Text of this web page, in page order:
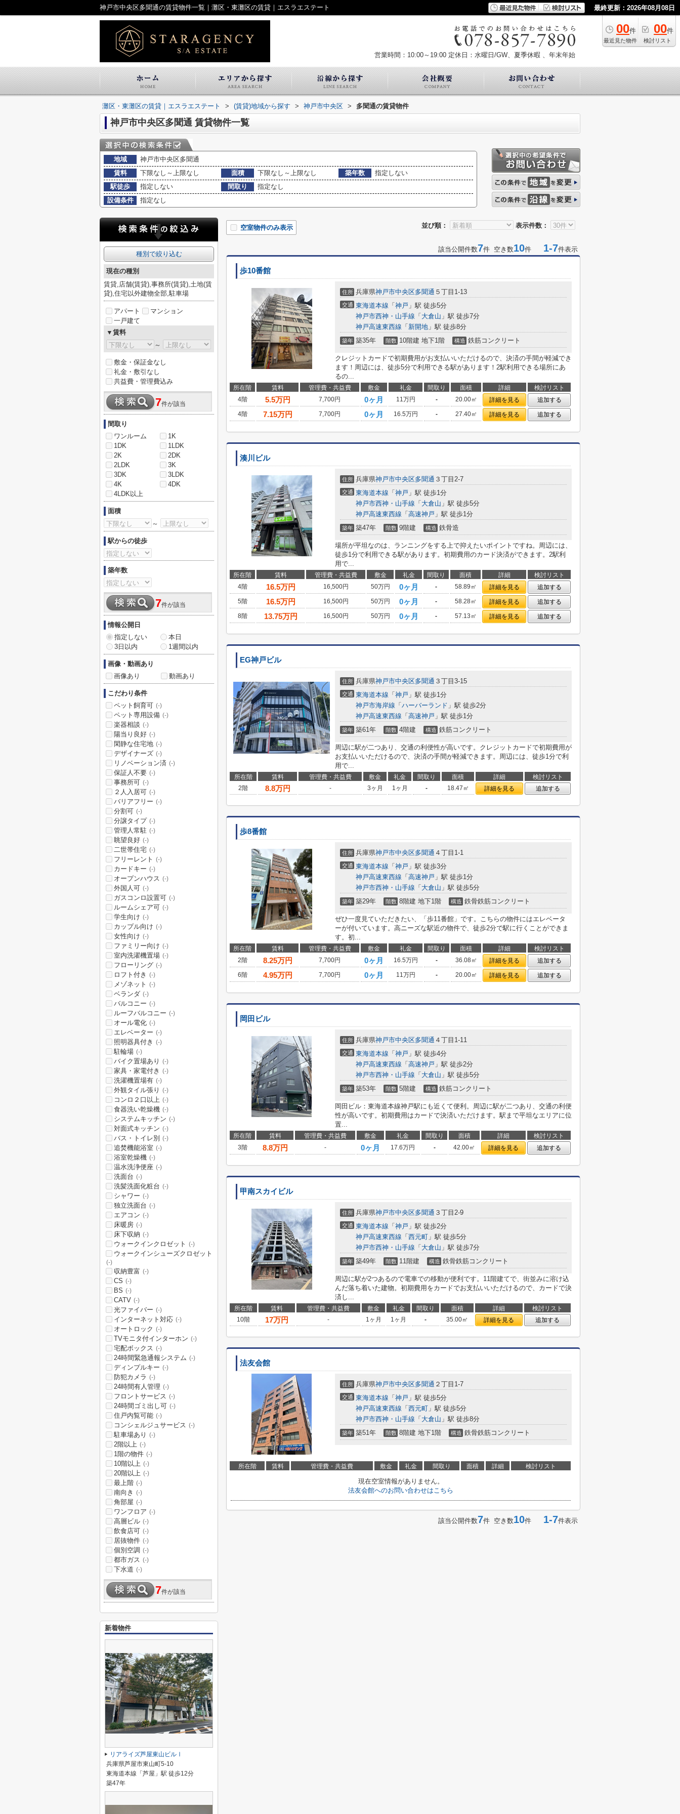
神戸市中央区多聞通の賃貸物件一覧｜灘区・東灘区の賃貸｜エスラエステート 最終更新：2026年08月08日
00件
最近見た物件
00件
検討リスト
営業時間：10:00～19:00 定休日：水曜日/GW、夏季休暇 、年末年始
灘区・東灘区の賃貸｜エスラエステート > (賃貸)地域から探す > 神戸市中央区 > 多聞通の賃貸物件
神戸市中央区多聞通 賃貸物件一覧
地域
神戸市中央区多聞通
賃料
下限なし～上限なし 面積 下限なし～上限なし 築年数
指定しない
駅徒歩
指定しない 間取り
指定なし
設備条件
指定なし
並び順： 表示件数：
空室物件のみ表示
該当公開件数7件 空き数10件 1-7件表示
歩10番館
住所 兵庫県神戸市中央区多聞通 ５丁目1-13
交通 東海道本線 「 神戸 」駅 徒歩5分
神戸市西神・山手線 「 大倉山 」駅 徒歩7分
神戸高速東西線 「 新開地 」駅 徒歩8分
築年 築35年 階数 10階建 地下1階 構造 鉄筋コンクリート
クレジットカードで初期費用がお支払いいただけるので、決済の手間が軽減でき
ます！周辺には、徒歩5分で利用できる駅があります！2駅利用できる場所にあ
るの...
所在階 賃料 管理費・共益費 敷金 礼金 間取り 面積 詳細
検討リスト
4階
5.5万円 7,700円 0ヶ月 11万円 - 20.00㎡ 詳細を見る
追加する
4階
7.15万円 7,700円 0ヶ月 16.5万円 - 27.40㎡ 詳細を見る 追加する
湊川ビル
住所 兵庫県神戸市中央区多聞通 ３丁目2-7
交通 東海道本線 「 神戸 」駅 徒歩1分
神戸市西神・山手線 「 大倉山 」駅 徒歩5分
神戸高速東西線 「 高速神戸 」駅 徒歩1分
築年 築47年 階数 9階建 構造 鉄骨造
場所が平坦なのは、ランニングをする上で抑えたいポイントですね。周辺には、
徒歩1分で利用できる駅があります。初期費用のカード決済ができます。2駅利
用で...
所在階 賃料 管理費・共益費 敷金 礼金 間取り 面積 詳細
検討リスト
4階
16.5万円 16,500円 50万円 0ヶ月 - 58.89㎡ 詳細を見る
追加する
5階
16.5万円 16,500円 50万円 0ヶ月 - 58.28㎡ 詳細を見る
追加する
8階
13.75万円 16,500円 50万円 0ヶ月 - 57.13㎡ 詳細を見る 追加する
EG神戸ビル
住所 兵庫県神戸市中央区多聞通 ３丁目3-15
交通 東海道本線 「 神戸 」駅 徒歩1分
神戸市海岸線 「 ハーバーランド 」駅 徒歩2分
神戸高速東西線 「 高速神戸 」駅 徒歩1分
築年 築61年 階数 4階建 構造 鉄筋コンクリート
周辺に駅が二つあり、交通の利便性が高いです。クレジットカードで初期費用が
お支払いいただけるので、決済の手間が軽減できます。周辺には、徒歩1分で利
用で...
所在階 賃料 管理費・共益費 敷金 礼金 間取り 面積 詳細
検討リスト
2階
8.8万円 - 3ヶ月 1ヶ月 - 18.47㎡ 詳細を見る 追加する
歩8番館
住所 兵庫県神戸市中央区多聞通 ４丁目1-1
交通 東海道本線 「 神戸 」駅 徒歩3分
神戸高速東西線 「 高速神戸 」駅 徒歩1分
神戸市西神・山手線 「 大倉山 」駅 徒歩5分
築年 築29年 階数 8階建 地下1階 構造 鉄骨鉄筋コンクリート
ぜひ一度見ていただきたい、「歩11番館」です。こちらの物件にはエレベータ
ーが付いています。高ニーズな駅近の物件で、徒歩2分で駅に行くことができま
す。初...
所在階 賃料 管理費・共益費 敷金 礼金 間取り 面積 詳細
検討リスト
2階
8.25万円 7,700円 0ヶ月 16.5万円 - 36.08㎡ 詳細を見る
追加する
6階
4.95万円 7,700円 0ヶ月 11万円 - 20.00㎡ 詳細を見る 追加する
岡田ビル
住所 兵庫県神戸市中央区多聞通 ４丁目1-11
交通 東海道本線 「 神戸 」駅 徒歩4分
神戸高速東西線 「 高速神戸 」駅 徒歩2分
神戸市西神・山手線 「 大倉山 」駅 徒歩5分
築年 築53年 階数 5階建 構造 鉄筋コンクリート
岡田ビル：東海道本線神戸駅にも近くて便利。周辺に駅が二つあり、交通の利便
性が高いです。初期費用はカードで決済いただけます。駅まで平坦なエリアに位
置...
所在階 賃料 管理費・共益費 敷金 礼金 間取り 面積 詳細
検討リスト
3階
8.8万円 - 0ヶ月 17.6万円 - 42.00㎡ 詳細を見る 追加する
甲南スカイビル
住所 兵庫県神戸市中央区多聞通 ３丁目2-9
交通 東海道本線 「 神戸 」駅 徒歩2分
神戸高速東西線 「 西元町 」駅 徒歩5分
神戸市西神・山手線 「 大倉山 」駅 徒歩7分
築年 築49年 階数 11階建 構造 鉄骨鉄筋コンクリート
周辺に駅が2つあるので電車での移動が便利です。11階建てで、街並みに溶け込
んだ落ち着いた建物。初期費用をカードでお支払いいただけるので、カードで決
済し...
所在階 賃料 管理費・共益費 敷金 礼金 間取り 面積 詳細
検討リスト
10階
17万円 - 1ヶ月 1ヶ月 - 35.00㎡ 詳細を見る 追加する
法友会館
住所 兵庫県神戸市中央区多聞通 ２丁目1-7
交通 東海道本線 「 神戸 」駅 徒歩5分
神戸高速東西線 「 西元町 」駅 徒歩5分
神戸市西神・山手線 「 大倉山 」駅 徒歩8分
築年 築51年 階数 8階建 地下1階 構造 鉄骨鉄筋コンクリート
所在階 賃料 管理費・共益費 敷金 礼金 間取り 面積 詳細 検討リスト
現在空室情報がありません。
法友会館へのお問い合わせはこちら
該当公開件数7件 空き数10件 1-7件表示
種別で絞り込む
現在の種別
賃貸,店舗(賃貸),事務所(賃貸),土地(賃
貸),住宅以外建物全部,駐車場
アパート
マンション
一戸建て
▼賃料
～
敷金・保証金なし
礼金・敷引なし
共益費・管理費込み
7件が該当
間取り
ワンルーム
1K
1DK
1LDK
2K
2DK
2LDK
3K
3DK
3LDK
4K
4DK
4LDK以上
面積
～
駅からの徒歩
築年数
7件が該当
情報公開日
指定しない
本日
3日以内
1週間以内
画像・動画あり
画像あり
動画あり
こだわり条件
ペット飼育可 (-)
ペット専用設備 (-)
楽器相談 (-)
陽当り良好 (-)
閑静な住宅地 (-)
デザイナーズ (-)
リノベーション済 (-)
保証人不要 (-)
事務所可 (-)
２人入居可 (-)
バリアフリー (-)
分割可 (-)
分譲タイプ (-)
管理人常駐 (-)
眺望良好 (-)
二世帯住宅 (-)
フリーレント (-)
カードキー (-)
オープンハウス (-)
外国人可 (-)
ガスコンロ設置可 (-)
ルームシェア可 (-)
学生向け (-)
カップル向け (-)
女性向け (-)
ファミリー向け (-)
室内洗濯機置場 (-)
フローリング (-)
ロフト付き (-)
メゾネット (-)
ベランダ (-)
バルコニー (-)
ルーフバルコニー (-)
オール電化 (-)
エレベーター (-)
照明器具付き (-)
駐輪場 (-)
バイク置場あり (-)
家具・家電付き (-)
洗濯機置場有 (-)
外観タイル張り (-)
コンロ２口以上 (-)
食器洗い乾燥機 (-)
システムキッチン (-)
対面式キッチン (-)
バス・トイレ別 (-)
追焚機能浴室 (-)
浴室乾燥機 (-)
温水洗浄便座 (-)
洗面台 (-)
洗髪洗面化粧台 (-)
シャワー (-)
独立洗面台 (-)
エアコン (-)
床暖房 (-)
床下収納 (-)
ウォークインクロゼット (-)
ウォークインシューズクロゼット
(-)
収納豊富 (-)
CS (-)
BS (-)
CATV (-)
光ファイバー (-)
インターネット対応 (-)
オートロック (-)
TVモニタ付インターホン (-)
宅配ボックス (-)
24時間緊急通報システム (-)
ディンプルキー (-)
防犯カメラ (-)
24時間有人管理 (-)
フロントサービス (-)
24時間ゴミ出し可 (-)
住戸内覧可能 (-)
コンシェルジュサービス (-)
駐車場あり (-)
2階以上 (-)
1階の物件 (-)
10階以上 (-)
20階以上 (-)
最上階 (-)
南向き (-)
角部屋 (-)
ワンフロア (-)
高層ビル (-)
飲食店可 (-)
居抜物件 (-)
個別空調 (-)
都市ガス (-)
下水道 (-)
7件が該当
新着物件
リアライズ芦屋東山ビルⅠ
兵庫県芦屋市東山町5-10
東海道本線「芦屋」駅 徒歩12分
築47年